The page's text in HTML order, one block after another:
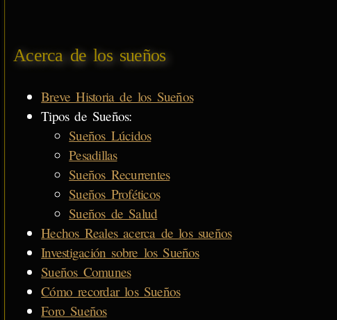
Acerca de los sueños
Breve Historia de los Sueños
Tipos de Sueños:
Sueños Lúcidos
Pesadillas
Sueños Recurrentes
Sueños Proféticos
Sueños de Salud
Hechos Reales acerca de los sueños
Investigación sobre los Sueños
Sueños Comunes
Cómo recordar los Sueños
Foro Sueños